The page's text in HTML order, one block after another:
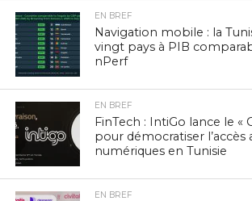
EN BREF
Navigation mobile : la
vingt pays à PIB
nPerf
EN BREF
FinTech : IntiGo lance le «
pour démocratiser l’accès
numériques en Tunisie
EN BREF